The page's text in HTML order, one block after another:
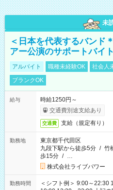
未
＜日本を代表するバンド
アー公演のサポートバイ
アルバイト 職種未経験OK 社会人
ブランクOK
給与
時給1250円～
交通費別途支給あり
交通費 支給（規定有り）
勤務地
東京都千代田区
九段下駅から徒歩5分 / 竹
歩15分 / …
株式会社ライブパワー
勤務時間
＜シフト例＞ 9:00～22:30